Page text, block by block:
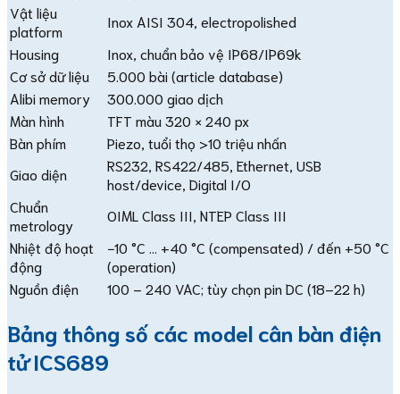
Vật liệu
platform
Inox AISI 304, electropolished
Housing
Inox, chuẩn bảo vệ IP68/IP69k
Cơ sở dữ liệu
5.000 bài (article database)
Alibi memory
300.000 giao dịch
Màn hình
TFT màu 320 × 240 px
Bàn phím
Piezo, tuổi thọ >10 triệu nhấn
Giao diện
RS232, RS422/485, Ethernet, USB
host/device, Digital I/O
Chuẩn
metrology
OIML Class III, NTEP Class III
Nhiệt độ hoạt
động
−10 °C … +40 °C (compensated) / đến +50 °C
(operation)
Nguồn điện
100 – 240 VAC; tùy chọn pin DC (18–22 h)
Bảng thông số các model cân bàn điện
tử ICS689